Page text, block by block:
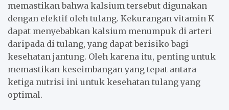
memastikan bahwa kalsium tersebut digunakan
dengan efektif oleh tulang. Kekurangan vitamin K
dapat menyebabkan kalsium menumpuk di arteri
daripada di tulang, yang dapat berisiko bagi
kesehatan jantung. Oleh karena itu, penting untuk
memastikan keseimbangan yang tepat antara
ketiga nutrisi ini untuk kesehatan tulang yang
optimal.